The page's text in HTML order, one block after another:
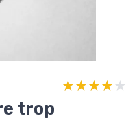
trop
★★★★★
★★★★★